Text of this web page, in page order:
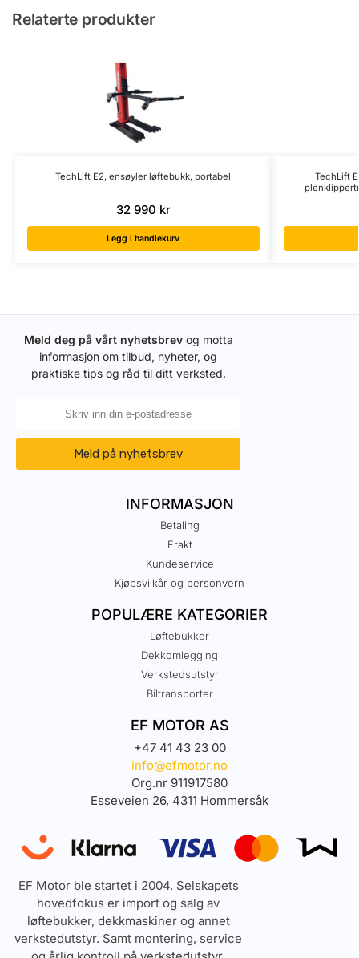
Relaterte produkter
TechLift E2, ensøyler løftebukk, portabel
32 990 kr
Legg i handlekurv
TechLift
Meld deg på vårt nyhetsbrevog motta
informasjon om tilbud, nyheter, og
praktiske tips og råd til ditt verksted.
Meld på nyhetsbrev
INFORMASJON
Betaling
Frakt
Kundeservice
Kjøpsvilkår og personvern
POPULÆRE KATEGORIER
Løftebukker
Dekkomlegging
Verkstedsutstyr
Biltransporter
EF MOTOR AS
+47 41 43 23 00
info@efmotor.no
Org.nr 911917580
Esseveien 26, 4311 Hommersåk
EF Motor ble startet i 2004. Selskapets
hovedfokus er import og salg av
løftebukker, dekkmaskiner og annet
verkstedutstyr. Samt montering, service